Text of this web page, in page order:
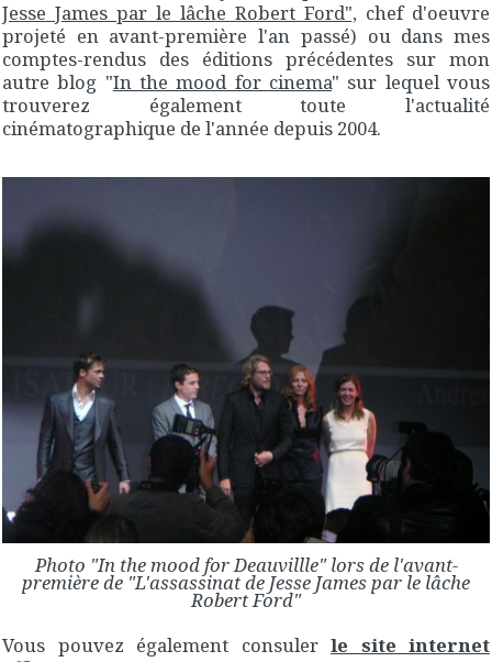
Jesse James par le lâche Robert Ford", chef d'oeuvre
projeté en avant-première l'an passé) ou dans mes
comptes-rendus des éditions précédentes sur mon
autre blog "In the mood for cinema" sur lequel vous
trouverez également toute l'actualité
cinématographique de l'année depuis 2004.
Photo "In the mood for Deauvillle" lors de l'avant-
première de "L'assassinat de Jesse James par le lâche
Robert Ford"
Vous pouvez également consuler le site internet